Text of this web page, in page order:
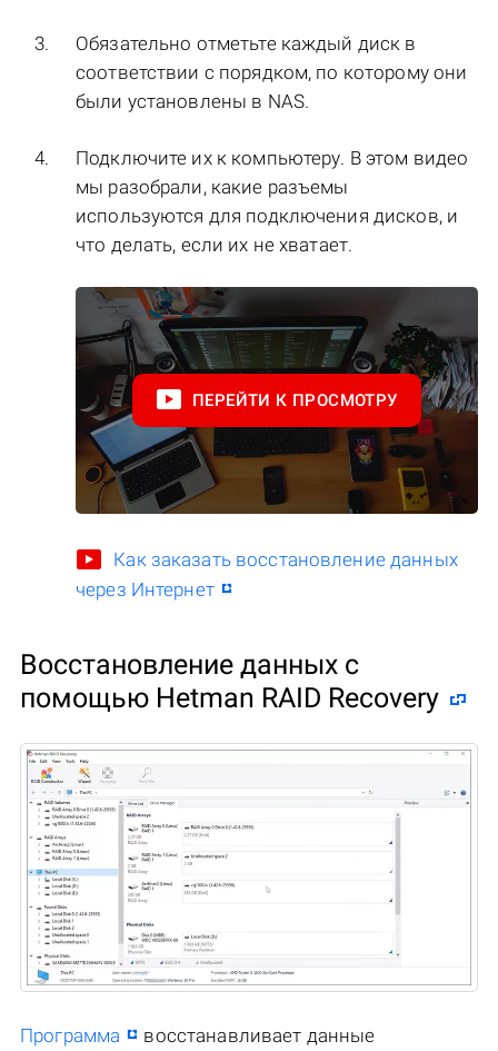
Обязательно отметьте каждый диск в
соответствии с порядком, по которому они
были установлены в NAS.
Подключите их к компьютеру. В этом видео
мы разобрали, какие разъемы
используются для подключения дисков, и
что делать, если их не хватает.
ПЕРЕЙТИ К ПРОСМОТРУ
Как заказать восстановление данных
через Интернет
Восстановление данных с
помощью Hetman RAID Recovery
Программа
восстанавливает данные